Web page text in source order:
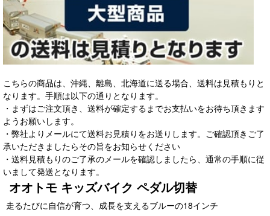
こちらの商品は、沖縄、離島、北海道に送る場合、送料は見積もりと
なります。手順は以下の通りとなります。
・まずはご注文頂き、送料が確定するまでお支払いをお待ち頂きます
ようお願いします。
・弊社よりメールにて送料お見積りをお送りします。ご確認頂きご了
承いただきましたらその旨をお知らせください
・送料見積もりのご了承のメールを確認しましたら、通常の手順に従
いまして発送となります。
オオトモ キッズバイク ペダル切替
走るたびに自信が育つ、成長を支えるブルーの18インチ